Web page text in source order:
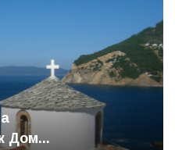
Дом...